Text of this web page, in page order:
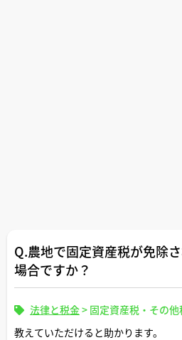
Q.農地で固定資産税が免除
場合ですか？
法律と税金> 固定資産税・その
教えていただけると助かります。